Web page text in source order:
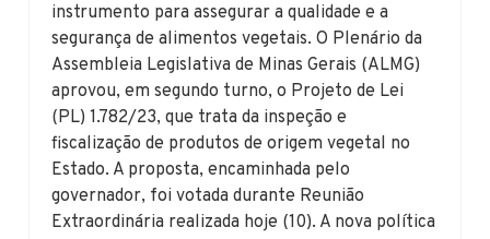
instrumento para assegurar a qualidade e a
segurança de alimentos vegetais. O Plenário da
Assembleia Legislativa de Minas Gerais (ALMG)
aprovou, em segundo turno, o Projeto de Lei
(PL) 1.782/23, que trata da inspeção e
fiscalização de produtos de origem vegetal no
Estado. A proposta, encaminhada pelo
governador, foi votada durante Reunião
Extraordinária realizada hoje (10). A nova política